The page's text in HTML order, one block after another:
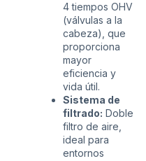
4 tiempos OHV
(válvulas a la
cabeza), que
proporciona
mayor
eficiencia y
vida útil.
Sistema de
filtrado: Doble
filtro de aire,
ideal para
entornos